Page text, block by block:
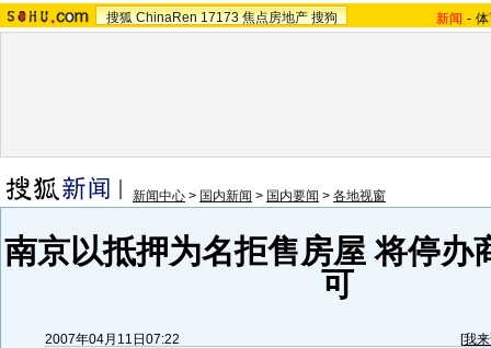
搜狐 ChinaRen 17173 焦点房地产 搜狗 新闻 -
新闻中心 > 国内新闻 > 国内要闻 > 各地视窗
南京以抵押为名拒售房屋 将停办
可
2007年04月11日07:22 [我